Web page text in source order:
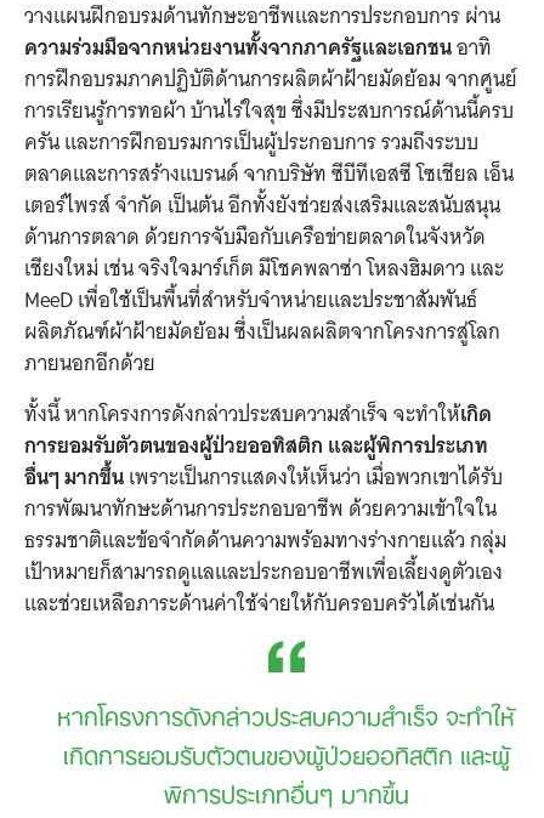
วางแผนฝึกอบรมด้านทักษะอาชีพและการประกอบการ ผ่าน
ความร่วมมือจากหน่วยงานทั้งจากภาครัฐและเอกชนอาทิ
การฝึกอบรมภาคปฏิบัติด้านการผลิตผ้าฝ้ายมัดย้อม จากศูนย์
การเรียนรู้การทอผ้า บ้านไร่ใจสุข ซึ่งมีประสบการณ์ด้านนี้ครบ
ครัน และการฝึกอบรมการเป็นผู้ประกอบการ รวมถึงระบบ
ตลาดและการสร้างแบรนด์ จากบริษัท ซีบีทีเอสซี โซเชียล เอ็น
เตอร์ไพรส์ จำกัด เป็นต้น อีกทั้งยังช่วยส่งเสริมและสนับสนุน
ด้านการตลาด ด้วยการจับมือกับเครือข่ายตลาดในจังหวัด
เชียงใหม่ เช่น จริงใจมาร์เก็ต มีโชคพลาซ่า โหลงฮิมดาว และ
MeeD เพื่อใช้เป็นพื้นที่สำหรับจำหน่ายและประชาสัมพันธ์
ผลิตภัณฑ์ผ้าฝ้ายมัดย้อม ซึ่งเป็นผลผลิตจากโครงการสู่โลก
ภายนอกอีกด้วย
ทั้งนี้ หากโครงการดังกล่าวประสบความสำเร็จ จะทำให้เกิด
การยอมรับตัวตนของผู้ป่วยออทิสติก และผู้พิการประเภท
อื่นๆ มากขึ้นเพราะเป็นการแสดงให้เห็นว่า เมื่อพวกเขาได้รับ
การพัฒนาทักษะด้านการประกอบอาชีพ ด้วยความเข้าใจใน
ธรรมชาติและข้อจำกัดด้านความพร้อมทางร่างกายแล้ว กลุ่ม
เป้าหมายก็สามารถดูแลและประกอบอาชีพเพื่อเลี้ยงดูตัวเอง
และช่วยเหลือภาระด้านค่าใช้จ่ายให้กับครอบครัวได้เช่นกัน
หากโครงการดังกล่าวประสบความสำเร็จ จะทำให้
เกิดการยอมรับตัวตนของผู้ป่วยออทิสติก และผู้
พิการประเภทอื่นๆ มากขึ้น